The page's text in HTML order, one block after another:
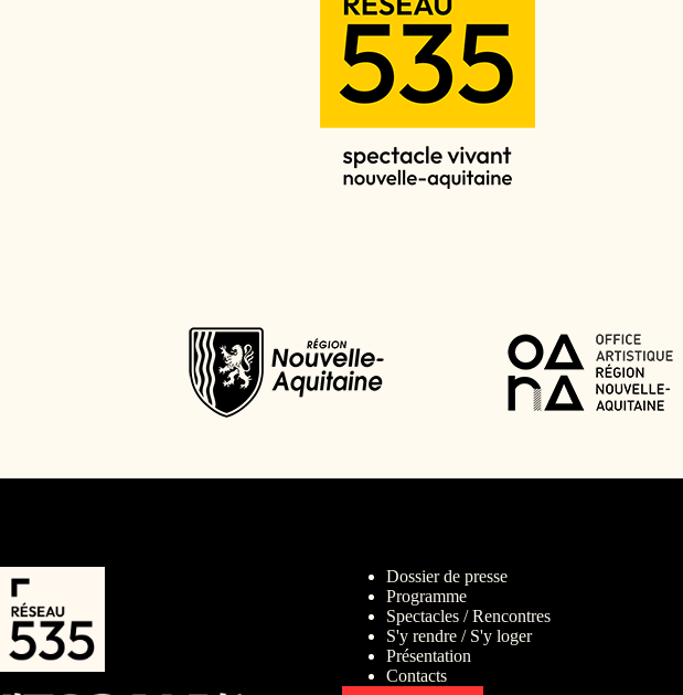
Dossier de presse
Programme
Spectacles / Rencontres
S'y rendre / S'y loger
Présentation
Contacts